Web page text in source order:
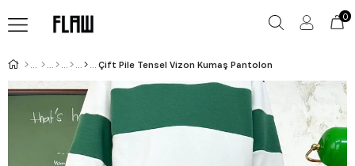
0
Çift Pile Tensel Vizon Kumaş Pantolon